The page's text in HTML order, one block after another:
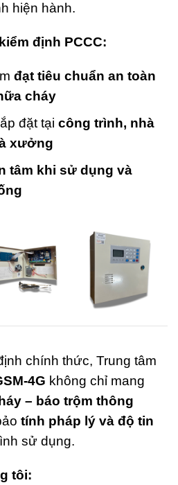
hiện hành.
định PCCC:
đạt tiêu chuẩn an toàn
cháy
đặt tại công trình, nhà
xưởng
tâm khi sử dụng và
chính thức, Trung tâm
4G không chỉ mang
– báo trộm thông
tính pháp lý và độ tin
sử dụng.
tôi: